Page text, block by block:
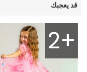
قد يعجبك
2+